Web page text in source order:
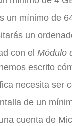
un mínimo de
un
con el Módulo
escrito
necesita ser
de un
cuenta de